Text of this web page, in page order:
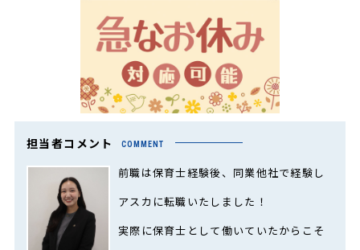
担当者コメント COMMENT
前職は保育士経験後、同業他社で経験し
アスカに転職いたしました！
実際に保育士として働いていたからこそ